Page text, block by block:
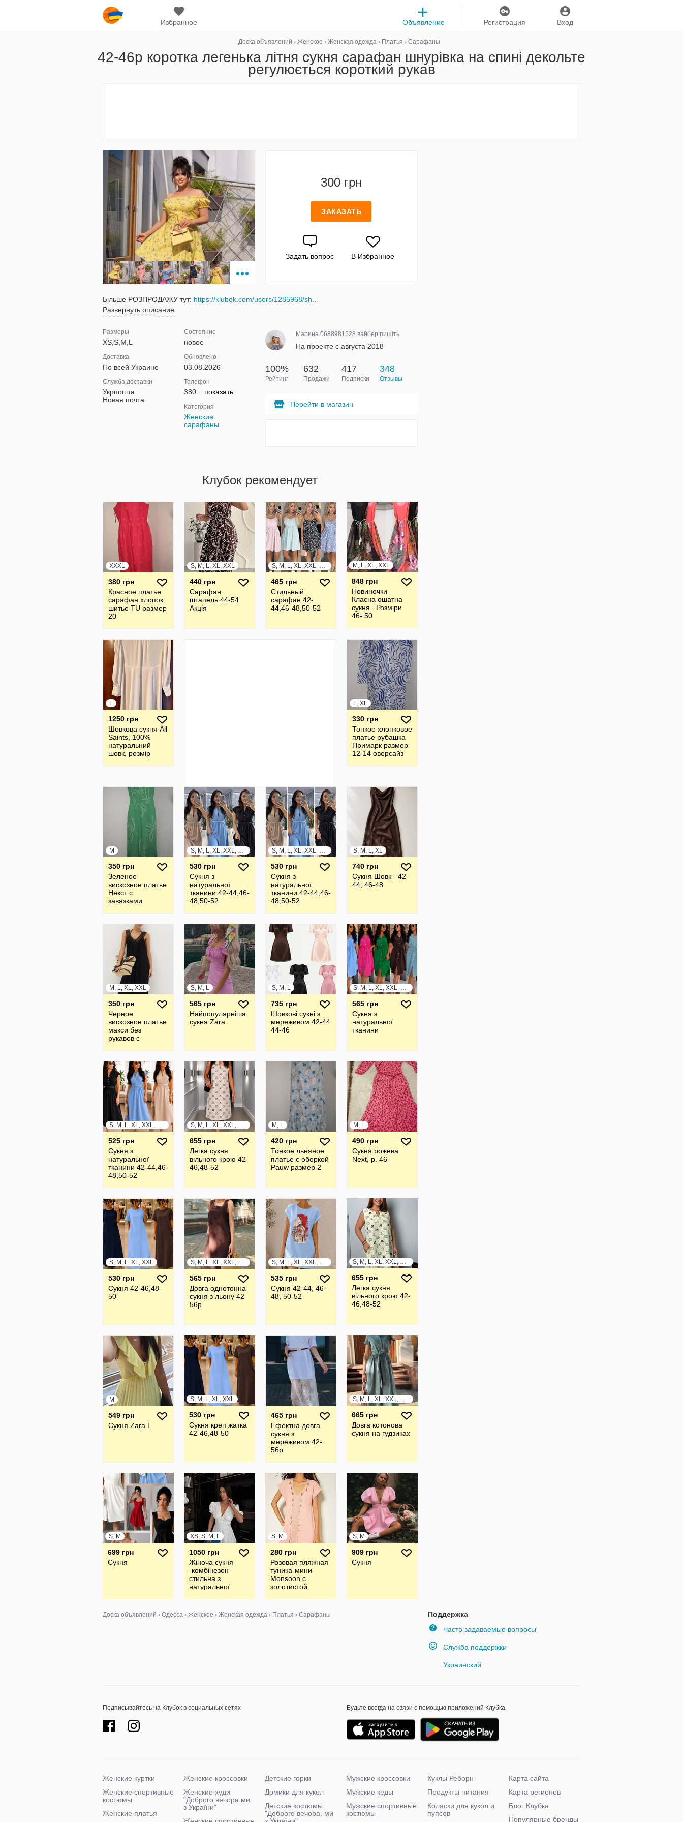
Избранное Вход
Регистрация
Объявление
Доска объявлений › Женское › Женская одежда› Платья › Сарафаны
42-46р коротка легенька літня сукня сарафан шнурівка на спині декольте
регулюється короткий рукав
300 грн
ЗАКАЗАТЬ
Задать вопрос В Избранное
Більше РОЗПРОДАЖУ тут: https://klubok.com/users/1285968/sh...
Развернуть описание
Размеры
XS,S,M,L
Доставка
По всей Украине
Служба доставки
Укрпошта
Новая почта
Состояние
новое
Обновлено
03.08.2026
Телефон
380... показать
Категория
Женские
сарафаны
Марина 0688981528 вайбер пишіть
На проекте с августа 2018
100%
Рейтинг
632
Продажи
417
Подписки
348
Отзывы
Перейти в магазин
Клубок рекомендует
XXXL
380 грн
Красное платье
сарафан хлопок
шитье TU размер
20
S, M, L, XL, XXL
440 грн
Сарафан
штапель 44-54
Акція
S, M, L, XL, XXL, XXXL
465 грн
Стильный
сарафан 42-
44,46-48,50-52
M, L, XL, XXL
848 грн
Новиночки
Класна ошатна
сукня . Розміри
46- 50
L
1250 грн
Шовкова cукня All
Saints, 100%
натуральний
шовк, розмір
L, XL
330 грн
Тонкое хлопковое
платье рубашка
Примарк размер
12-14 оверсайз
M
350 грн
Зеленое
вискозное платье
Некст с
завязками
S, M, L, XL, XXL, XXXL
530 грн
Сукня з
натуральної
тканини 42-44,46-
48,50-52
S, M, L, XL, XXL, XXXL
530 грн
Сукня з
натуральної
тканини 42-44,46-
48,50-52
S, M, L, XL
740 грн
Сукня Шовк - 42-
44, 46-48
M, L, XL, XXL
350 грн
Черное
вискозное платье
макси без
рукавов с
образном вырезе
S, M, L
565 грн
Найпопулярніша
сукня Zara
S, M, L
735 грн
Шовкові сукні з
мереживом 42-44
44-46
S, M, L, XL, XXL, XXXL
565 грн
Сукня з
натуральної
тканини
S, M, L, XL, XXL, XXXL
525 грн
Сукня з
натуральної
тканини 42-44,46-
48,50-52
S, M, L, XL, XXL, XXXL
655 грн
Легка сукня
вільного крою 42-
46,48-52
M, L
420 грн
Тонкое льняное
платье с оборкой
Pauw размер 2
M, L
490 грн
Сукня рожева
Next, р. 46
S, M, L, XL, XXL
530 грн
Сукня 42-46,48-
50
S, M, L, XL, XXL, XXXL
565 грн
Довга однотонна
сукня з льону 42-
56р
S, M, L, XL, XXL, XXXL
535 грн
Сукня 42-44, 46-
48, 50-52
S, M, L, XL, XXL, XXXL
655 грн
Легка сукня
вільного крою 42-
46,48-52
M
549 грн
Сукня Zara L
S, M, L, XL, XXL
530 грн
Сукня креп жатка
42-46,48-50
465 грн
Ефектна довга
сукня з
мереживом 42-
56р
S, M, L, XL, XXL, XXXL
665 грн
Довга котонова
сукня на гудзиках
S, M
699 грн
Сукня
XS, S, M, L
1050 грн
Жіноча сукня
-комбінезон
стильна з
натуральної
S, M
280 грн
Розовая пляжная
туника-мини
Monsoon с
золотистой
размер S
S, M
909 грн
Сукня
Поддержка
Часто задаваемые вопросы
Служба поддержки
Украинский
Доска объявлений › Одесса › Женское › Женская одежда › Платья › Сарафаны
Подписывайтесь на Клубок в социальных сетях Будьте всегда на связи с помощью приложений Клубка
Женские куртки
Женские спортивные
костюмы
Женские платья
Женские кроссовки
Женские худи
"Доброго вечора ми
з України"
Детские горки
Домики для кукол
Детские костюмы
"Доброго вечора, ми
Мужские кроссовки
Мужские кеды
Мужские спортивные
костюмы
Куклы Реборн
Продукты питания
Коляски для кукол и
пупсов
Карта сайта
Карта регионов
Блог Клубка
Популярные бренды